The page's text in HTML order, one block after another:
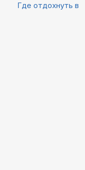
Где отдохнуть в